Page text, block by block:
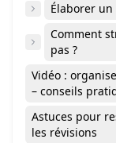
Élaborer
Comment
pas ?
Vidéo :
– conseils
Astuces pour
les révisions